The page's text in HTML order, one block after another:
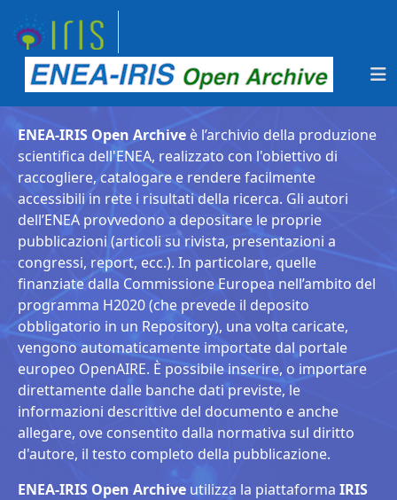
ENEA-IRIS Open Archive è l’archivio della produzione
scientifica dell'ENEA, realizzato con l'obiettivo di
raccogliere, catalogare e rendere facilmente
accessibili in rete i risultati della ricerca. Gli autori
dell’ENEA provvedono a depositare le proprie
pubblicazioni (articoli su rivista, presentazioni a
congressi, report, ecc.). In particolare, quelle
finanziate dalla Commissione Europea nell’ambito del
programma H2020 (che prevede il deposito
obbligatorio in un Repository), una volta caricate,
vengono automaticamente importate dal portale
europeo OpenAIRE. È possibile inserire, o importare
direttamente dalle banche dati previste, le
informazioni descrittive del documento e anche
allegare, ove consentito dalla normativa sul diritto
d'autore, il testo completo della pubblicazione.
ENEA-IRIS Open Archive utilizza la piattaforma IRIS